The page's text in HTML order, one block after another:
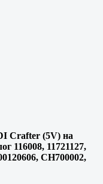
Crafter (5V) на
116008, 11721127,
CH700002,